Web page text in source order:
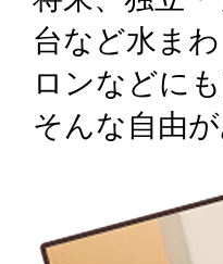
台など水ま
ロンなどに
そんな自由が